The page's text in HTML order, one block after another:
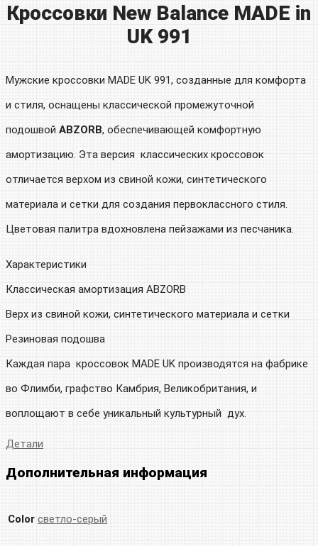
Кроссовки New Balance MADE in
UK 991
Мужские кроссовки MADE UK 991, созданные для комфорта
и стиля, оснащены классической промежуточной
подошвой ABZORB, обеспечивающей комфортную
амортизацию. Эта версия классических кроссовок
отличается верхом из свиной кожи, синтетического
материала и сетки для создания первоклассного стиля.
Цветовая палитра вдохновлена пейзажами из песчаника.
Характеристики
Классическая амортизация ABZORB
Верх из свиной кожи, синтетического материала и сетки
Резиновая подошва
Каждая пара кроссовок MADE UK производятся на фабрике
во Флимби, графство Камбрия, Великобритания, и
воплощают в себе уникальный культурный дух.
Детали
Дополнительная информация
Color светло-серый